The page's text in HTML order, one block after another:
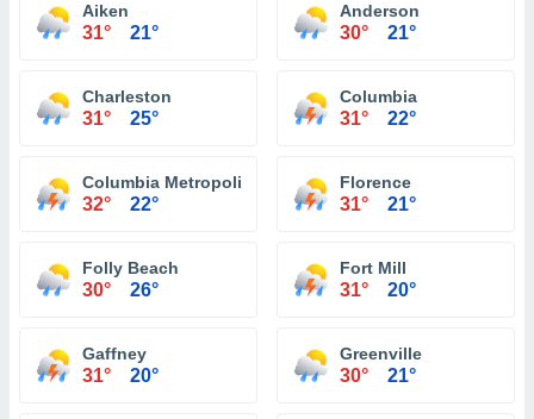
Aiken
31° 21°
Anderson
30° 21°
Charleston
31° 25°
Columbia
31° 22°
Columbia Metropolitan Airport
32° 22°
Florence
31° 21°
Folly Beach
30° 26°
Fort Mill
31° 20°
Gaffney
31° 20°
Greenville
30° 21°